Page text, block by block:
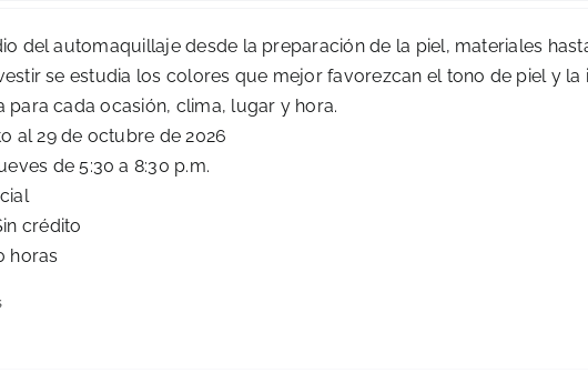
del automaquillaje desde la preparación de la piel, materiales
se estudia los colores que mejor favorezcan el tono de piel y
para cada ocasión, clima, lugar y hora.
al 29 de octubre de 2026
de 5:30 a 8:30 p.m.
crédito
horas